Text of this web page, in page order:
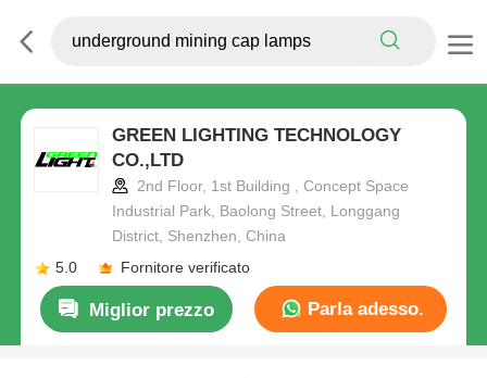
GREEN LIGHTING TECHNOLOGY
CO.,LTD
2nd Floor, 1st Building , Concept Space
Industrial Park, Baolong Street, Longgang
District, Shenzhen, China
5.0
Fornitore verificato
Miglior prezzo Parla adesso.